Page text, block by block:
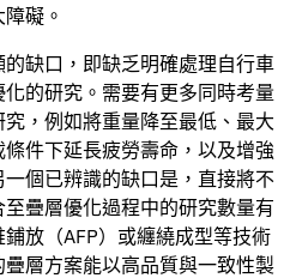
礙。
缺口，即缺乏明確處理自行車
的研究。需要有更多同時考量
，例如將重量降至最低、最大
件下延長疲勞壽命，以及增強
個已辨識的缺口是，直接將不
疊層優化過程中的研究數量有
放（AFP）或纏繞成型等技術
層方案能以高品質與一致性製